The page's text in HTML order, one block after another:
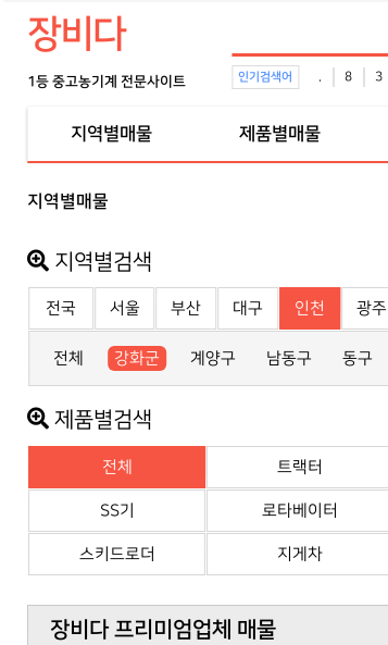
장비다
1등 중고농기계 전문사이트 인기검색어 . 8 3
지역별매물 제품별매물
지역별매물
지역별검색
전국 서울 부산 대구 인천 광주
전체 강화군 계양구 남동구 동구
제품별검색
전체 트랙터
SS기 로타베이터
스키드로더 지게차
장비다 프리미엄업체 매물